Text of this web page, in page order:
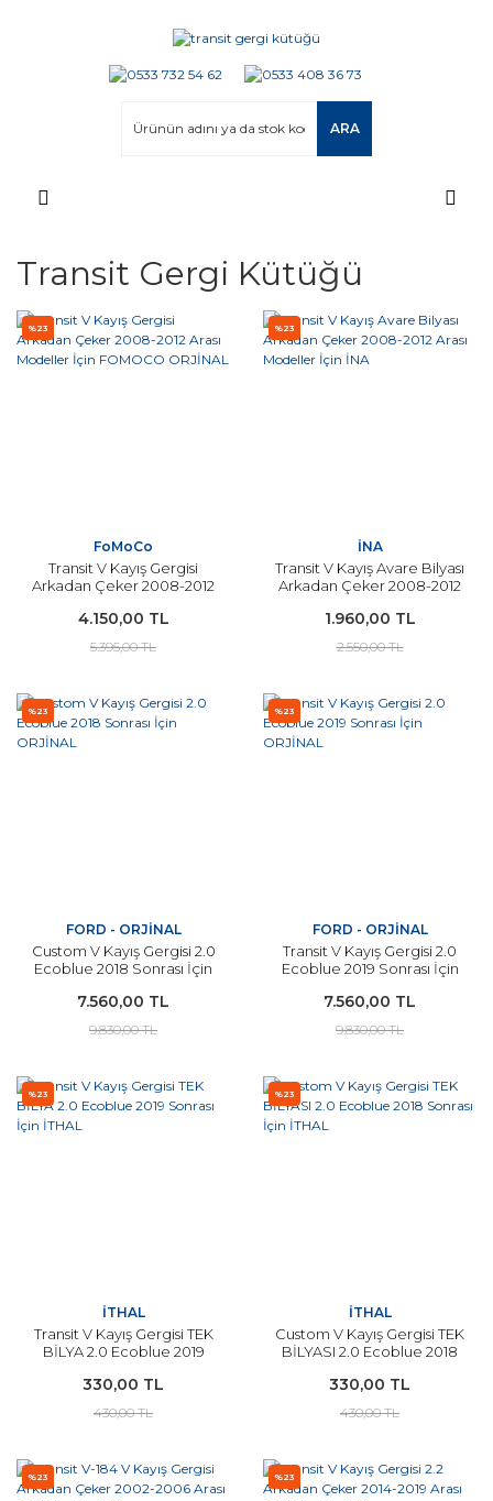
ARA
Transit Gergi Kütüğü
%23
FoMoCo
Transit V Kayış Gergisi
Arkadan Çeker 2008-2012
FOMOCO ORJİNAL
4.150,00 TL
5.395,00 TL
%23
İNA
Transit V Kayış Avare Bilyası
Arkadan Çeker 2008-2012
1.960,00 TL
2.550,00 TL
%23
FORD - ORJİNAL
Custom V Kayış Gergisi 2.0
Ecoblue 2018 Sonrası İçin
7.560,00 TL
9.830,00 TL
%23
FORD - ORJİNAL
Transit V Kayış Gergisi 2.0
Ecoblue 2019 Sonrası İçin
7.560,00 TL
9.830,00 TL
%23
İTHAL
Transit V Kayış Gergisi TEK
BİLYA 2.0 Ecoblue 2019
330,00 TL
430,00 TL
%23
İTHAL
Custom V Kayış Gergisi TEK
BİLYASI 2.0 Ecoblue 2018
330,00 TL
430,00 TL
%23 %23